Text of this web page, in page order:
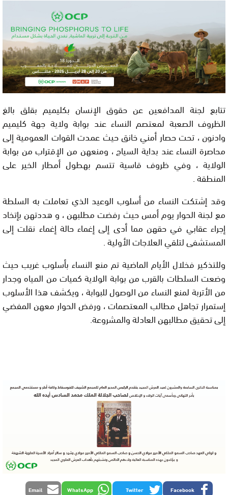
تتابع لجنة المدافعين عن حقوق الإنسان بكليميم بقلق بالغ
الظروف الصعبة لمعتصم النساء عند بوابة ولاية جهة كليميم
وادنون ، تحت حصار أمني خانق حيث عمدت القوات العمومية إلى
محاصرة النساء عند بداية السياج ، ومنعهن من الإقتراب من بوابة
الولاية ، وفي ظروف قاسية تتسم بهطول أمطار الخير على
المنطقة .
وقد إشتكت النساء من أسلوب الوعيد الذي تعاملت به السلطة
مع لجنة الحوار يوم أمس حيث رفضت مطلبهن ، و هددتهن بإتخاد
إجراء عقابي في حقهن مما أدى إلى إغماء حالة إغماء نقلت إلى
المستشفى لتلقي العلاجات الأولية .
وللتذكير فخلال الأيام الماضية تم منع النساء بأسلوب غريب حيث
وضعت السلطات بالقرب من بوابة الولاية كميات من المياه وجدار
من الأتربة لمنع النساء من الوصول للبوابة ، ويكشف هذا الأسلوب
إستمرار تجاهل مطالب المعتصمات ، ورفض الحوار معهن المفضي
إلى تحقيق مطالبهن العادلة والمشروعة.
Facebook
Twitter
WhatsApp
Email